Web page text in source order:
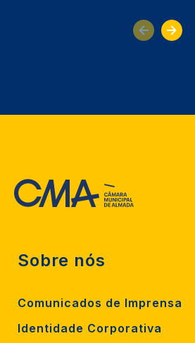
Sobre nós
Comunicados de Imprensa
Identidade Corporativa